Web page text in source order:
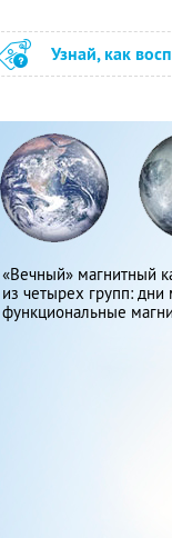
Узнай, как
«Вечный» магнитный
из четырех групп:
функциональные